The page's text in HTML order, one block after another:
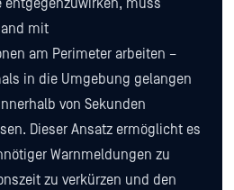
entgegenzuwirken, muss
mit
am Perimeter arbeiten –
in die Umgebung gelangen
von Sekunden
Dieser Ansatz ermöglicht es
Warnmeldungen zu
zu verkürzen und den